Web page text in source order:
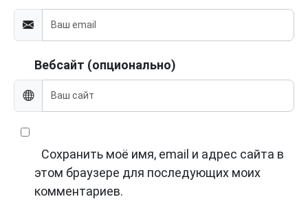
Вебсайт (опционально)
Сохранить моё имя, email и адрес сайта в
этом браузере для последующих моих
комментариев.